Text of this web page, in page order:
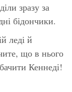
зразу за
бідончики.
леді й
що в нього
Кеннеді!